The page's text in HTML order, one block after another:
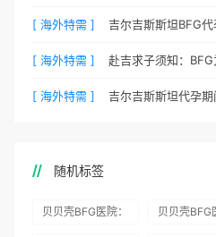
[ 海外特需 ]
[ 海外特需 ] 赴吉求子须知：
[ 海外特需 ]
随机标签
贝贝壳BFG医院：
贝贝壳BFG